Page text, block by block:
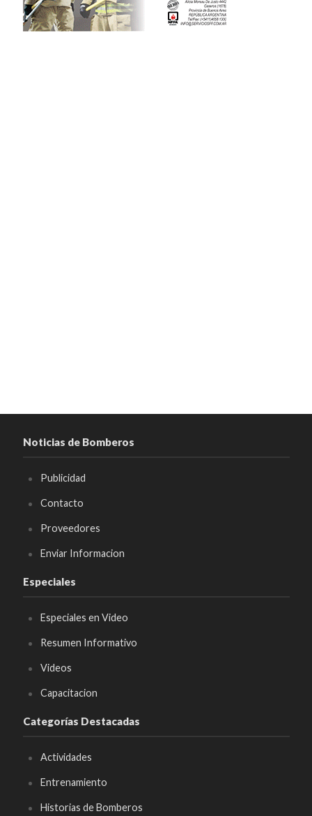
Noticias de Bomberos
Publicidad
Contacto
Proveedores
Enviar Informacion
Especiales
Especiales en Video
Resumen Informativo
Videos
Capacitacion
Categorías Destacadas
Actividades
Entrenamiento
Historias de Bomberos